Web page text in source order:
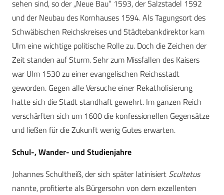
sehen sind, so der „Neue Bau“ 1593, der Salzstadel 1592
und der Neubau des Kornhauses 1594. Als Tagungsort des
Schwäbischen Reichskreises und Städtebankdirektor kam
Ulm eine wichtige politische Rolle zu. Doch die Zeichen der
Zeit standen auf Sturm. Sehr zum Missfallen des Kaisers
war Ulm 1530 zu einer evangelischen Reichsstadt
geworden. Gegen alle Versuche einer Rekatholisierung
hatte sich die Stadt standhaft gewehrt. Im ganzen Reich
verschärften sich um 1600 die konfessionellen Gegensätze
und ließen für die Zukunft wenig Gutes erwarten.
Schul-, Wander- und Studienjahre
Johannes Schultheiß, der sich später latinisiert Scultetus
nannte, profitierte als Bürgersohn von dem exzellenten